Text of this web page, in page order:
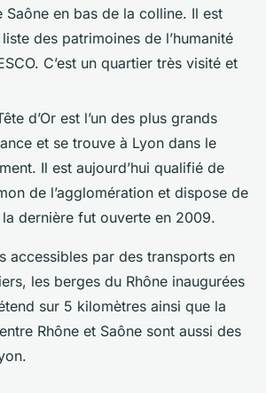
Saône en bas de la colline. Il est
des patrimoines de l’humanité
C’est un quartier très visité et
d’Or est l’un des plus grands
et se trouve à Lyon dans le
Il est aujourd’hui qualifié de
de l’agglomération et dispose de
dernière fut ouverte en 2009.
accessibles par des transports en
les berges du Rhône inaugurées
sur 5 kilomètres ainsi que la
Rhône et Saône sont aussi des